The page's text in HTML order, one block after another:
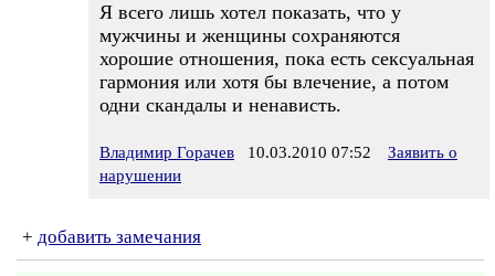
Я всего лишь хотел показать, что у
мужчины и женщины сохраняются
хорошие отношения, пока есть сексуальная
гармония или хотя бы влечение, а потом
одни скандалы и ненависть.
Владимир Горачев 10.03.2010 07:52
Заявить о
нарушении
+ добавить замечания